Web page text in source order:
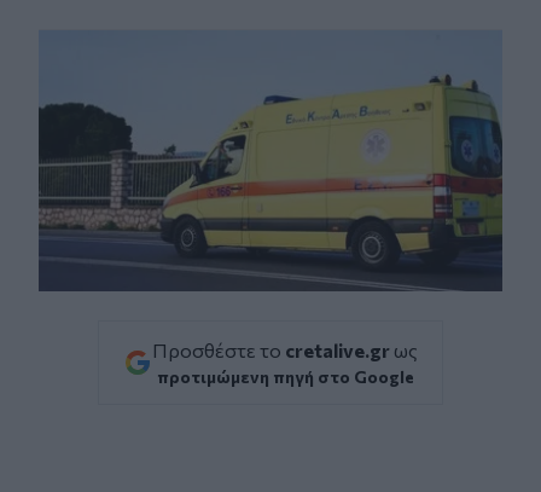
Προσθέστε το cretalive.gr ως
προτιμώμενη πηγή στο Google